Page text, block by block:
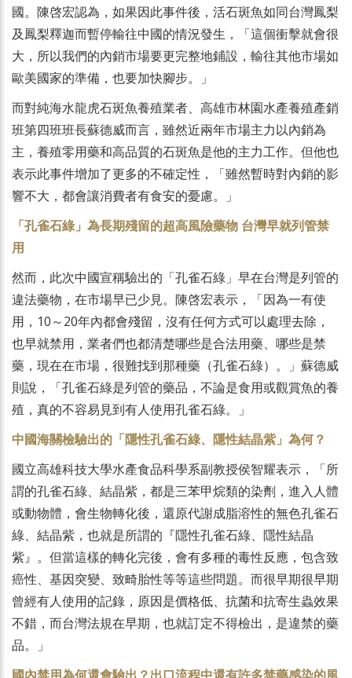
國。陳啓宏認為，如果因此事件後，活石斑魚如同台灣鳳梨
及鳳梨釋迦而暫停輸往中國的情況發生，「這個衝擊就會很
大，所以我們的內銷市場要更完整地鋪設，輸往其他市場如
歐美國家的準備，也要加快腳步。」
而對純海水龍虎石斑魚養殖業者、高雄市林園水產養殖產銷
班第四班班長蘇德威而言，雖然近兩年市場主力以內銷為
主，養殖零用藥和高品質的石斑魚是他的主力工作。但他也
表示此事件增加了更多的不確定性，「雖然暫時對內銷的影
響不大，都會讓消費者有食安的憂慮。」
「孔雀石綠」為長期殘留的超高風險藥物 台灣早就列管禁
用
然而，此次中國宣稱驗出的「孔雀石綠」早在台灣是列管的
違法藥物，在市場早已少見。陳啓宏表示，「因為一有使
用，10～20年內都會殘留，沒有任何方式可以處理去除，
也早就禁用，業者們也都清楚哪些是合法用藥、哪些是禁
藥，現在在市場，很難找到那種藥（孔雀石綠）。」蘇德威
則說，「孔雀石綠是列管的藥品，不論是食用或觀賞魚的養
殖，真的不容易見到有人使用孔雀石綠。」
中國海關檢驗出的「隱性孔雀石綠、隱性結晶紫」為何？
國立高雄科技大學水產食品科學系副教授侯智耀表示，「所
謂的孔雀石綠、結晶紫，都是三苯甲烷類的染劑，進入人體
或動物體，會生物轉化後，還原代謝成脂溶性的無色孔雀石
綠、結晶紫，也就是所謂的『隱性孔雀石綠、隱性結晶
紫』。但當這樣的轉化完後，會有多種的毒性反應，包含致
癌性、基因突變、致畸胎性等等這些問題。而很早期很早期
曾經有人使用的記錄，原因是價格低、抗菌和抗寄生蟲效果
不錯，而台灣法規在早期，也就訂定不得檢出，是違禁的藥
品。」